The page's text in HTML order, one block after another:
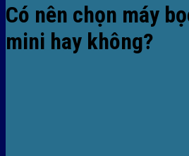
Có nên chọn máy
mini hay không?